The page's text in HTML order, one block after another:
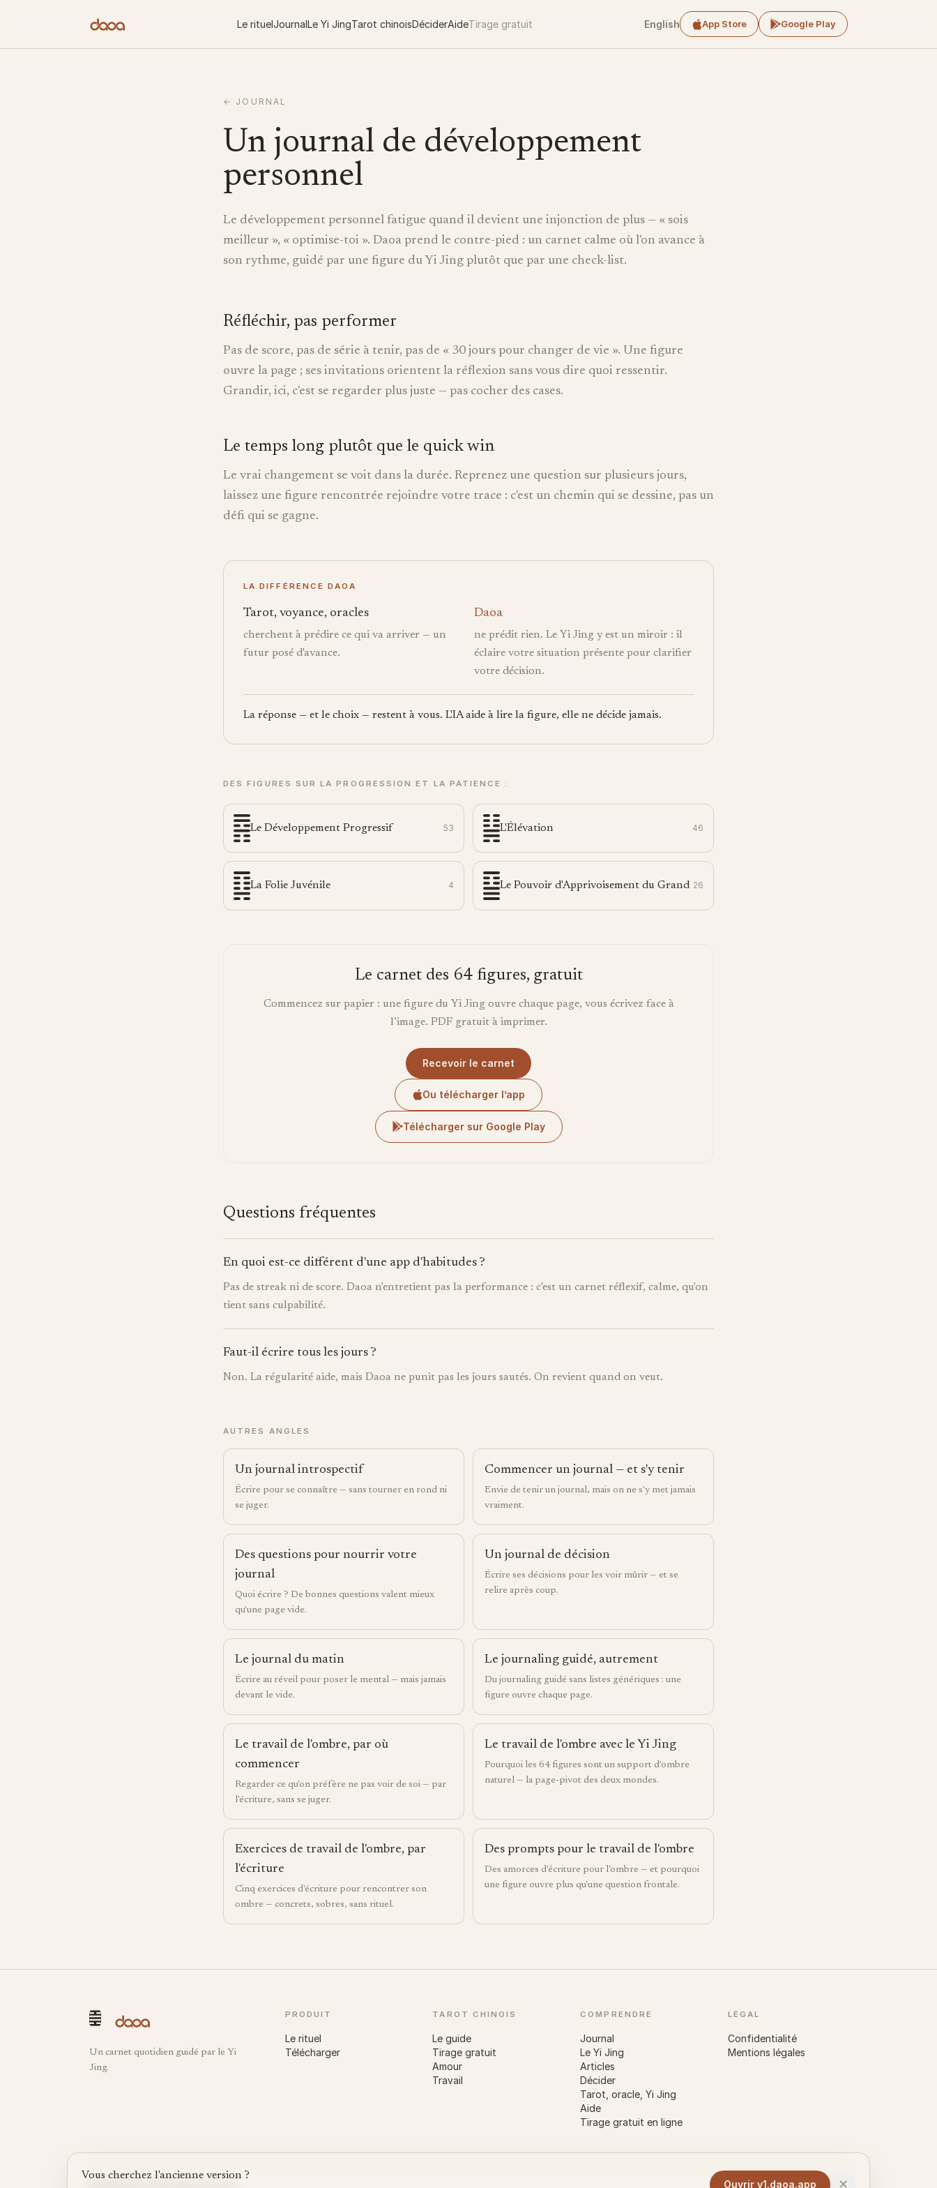
Le rituelJournalLe Yi JingTarot chinoisDéciderAideTirage gratuit English App Store Google Play
← JOURNAL
Un journal de développement
personnel
Le développement personnel fatigue quand il devient une injonction de plus — « sois
meilleur », « optimise-toi ». Daoa prend le contre-pied : un carnet calme où l'on avance à
son rythme, guidé par une figure du Yi Jing plutôt que par une check-list.
Réfléchir, pas performer
Pas de score, pas de série à tenir, pas de « 30 jours pour changer de vie ». Une figure
ouvre la page ; ses invitations orientent la réflexion sans vous dire quoi ressentir.
Grandir, ici, c'est se regarder plus juste — pas cocher des cases.
Le temps long plutôt que le quick win
Le vrai changement se voit dans la durée. Reprenez une question sur plusieurs jours,
laissez une figure rencontrée rejoindre votre trace : c'est un chemin qui se dessine, pas un
défi qui se gagne.
LA DIFFÉRENCE DAOA
Tarot, voyance, oracles
cherchent à prédire ce qui va arriver — un
futur posé d'avance.
Daoa
ne prédit rien. Le Yi Jing y est un miroir : il
éclaire votre situation présente pour clarifier
votre décision.
La réponse — et le choix — restent à vous. L'IA aide à lire la figure, elle ne décide jamais.
DES FIGURES SUR LA PROGRESSION ET LA PATIENCE :
Le Développement Progressif 53 L'Élévation 46
La Folie Juvénile 4 Le Pouvoir d'Apprivoisement du Grand 26
Le carnet des 64 figures, gratuit
Commencez sur papier : une figure du Yi Jing ouvre chaque page, vous écrivez face à
l’image. PDF gratuit à imprimer.
Recevoir le carnet
Ou télécharger l’app
Télécharger sur Google Play
Questions fréquentes
En quoi est-ce différent d'une app d'habitudes ?
Pas de streak ni de score. Daoa n'entretient pas la performance : c'est un carnet réflexif, calme, qu'on
tient sans culpabilité.
Faut-il écrire tous les jours ?
Non. La régularité aide, mais Daoa ne punit pas les jours sautés. On revient quand on veut.
AUTRES ANGLES
Un journal introspectif
Écrire pour se connaître — sans tourner en rond ni
se juger.
Commencer un journal — et s'y tenir
Envie de tenir un journal, mais on ne s'y met jamais
vraiment.
Des questions pour nourrir votre
journal
Quoi écrire ? De bonnes questions valent mieux
qu'une page vide.
Un journal de décision
Écrire ses décisions pour les voir mûrir — et se
relire après coup.
Le journal du matin
Écrire au réveil pour poser le mental — mais jamais
devant le vide.
Le journaling guidé, autrement
Du journaling guidé sans listes génériques : une
figure ouvre chaque page.
Le travail de l'ombre, par où
commencer
Regarder ce qu'on préfère ne pas voir de soi — par
l'écriture, sans se juger.
Le travail de l'ombre avec le Yi Jing
Pourquoi les 64 figures sont un support d'ombre
naturel — la page-pivot des deux mondes.
Exercices de travail de l'ombre, par
l'écriture
Cinq exercices d'écriture pour rencontrer son
ombre — concrets, sobres, sans rituel.
Des prompts pour le travail de l'ombre
Des amorces d'écriture pour l'ombre — et pourquoi
une figure ouvre plus qu'une question frontale.
Un carnet quotidien guidé par le Yi
Jing.
PRODUIT
Le rituel
Télécharger
TAROT CHINOIS
Le guide
Tirage gratuit
Amour
Travail
COMPRENDRE
Journal
Le Yi Jing
Articles
Décider
Tarot, oracle, Yi Jing
Aide
Tirage gratuit en ligne
LÉGAL
Confidentialité
Mentions légales
Vous cherchez l'ancienne version ?
Ouvrir v1.daoa.app ✕